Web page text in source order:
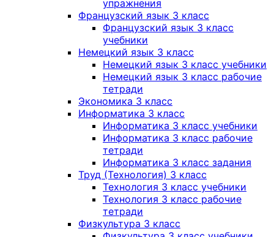
упражнения
Французский язык 3 класс
Французский язык 3 класс
учебники
Немецкий язык 3 класс
Немецкий язык 3 класс учебники
Немецкий язык 3 класс рабочие
тетради
Экономика 3 класс
Информатика 3 класс
Информатика 3 класс учебники
Информатика 3 класс рабочие
тетради
Информатика 3 класс задания
Труд (Технология) 3 класс
Технология 3 класс учебники
Технология 3 класс рабочие
тетради
Физкультура 3 класс